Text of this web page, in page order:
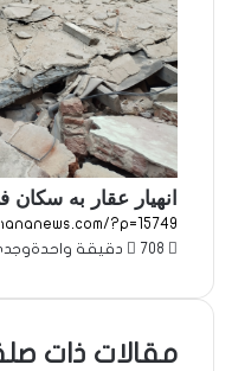
انهيار عقار به سكان
دقيقة واحدة
مقالات ذات